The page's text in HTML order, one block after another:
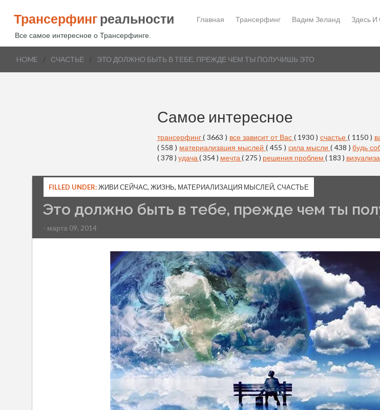
Трансерфинг реальности
Все самое интересное о Трансерфинге.
Главная Трансерфинг Вадим Зеланд Здесь И
HOME / СЧАСТЬЕ / ЭТО ДОЛЖНО БЫТЬ В ТЕБЕ, ПРЕЖДЕ ЧЕМ ТЫ ПОЛУЧИШЬ ЭТО
Самое интересное
трансерфинг( 3663 ) все зависит от Вас ( 1930 )счастье ( 1150 )
( 558 ) материализация мыслей( 455 ) сила мысли ( 438 )будь
( 378 ) удача ( 354 ) мечта ( 275 ) решения проблем ( 183 )
FILLED UNDER:ЖИВИ СЕЙЧАС, ЖИЗНЬ, МАТЕРИАЛИЗАЦИЯ МЫСЛЕЙ, СЧАСТЬЕ
Это должно быть в тебе, прежде чем ты
- марта 09, 2014